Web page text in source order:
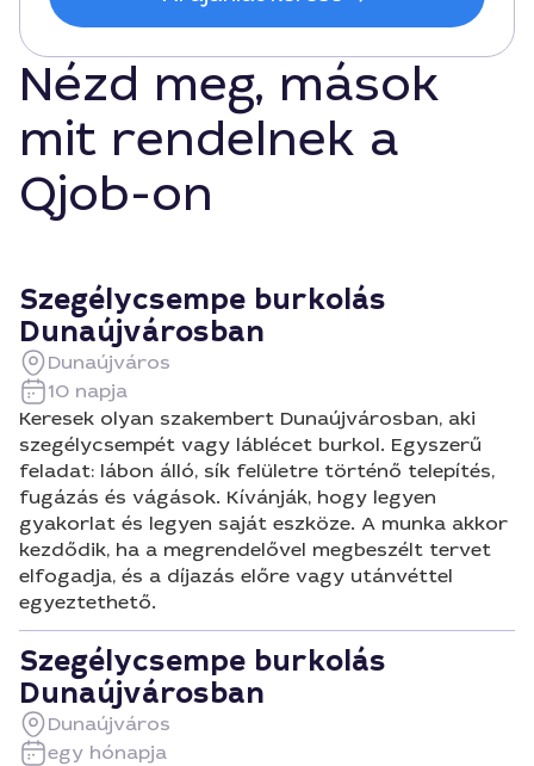
Nézd meg, mások
mit rendelnek a
Qjob-on
Szegélycsempe burkolás
Dunaújvárosban
Dunaújváros
10 napja
Keresek olyan szakembert Dunaújvárosban, aki
szegélycsempét vagy láblécet burkol. Egyszerű
feladat: lábon álló, sík felületre történő telepítés,
fugázás és vágások. Kívánják, hogy legyen
gyakorlat és legyen saját eszköze. A munka akkor
kezdődik, ha a megrendelővel megbeszélt tervet
elfogadja, és a díjazás előre vagy utánvéttel
egyeztethető.
Szegélycsempe burkolás
Dunaújvárosban
Dunaújváros
egy hónapja